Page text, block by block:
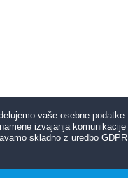
vaše osebne podatke
izvajanja komunikacije
skladno z uredbo GDPR.